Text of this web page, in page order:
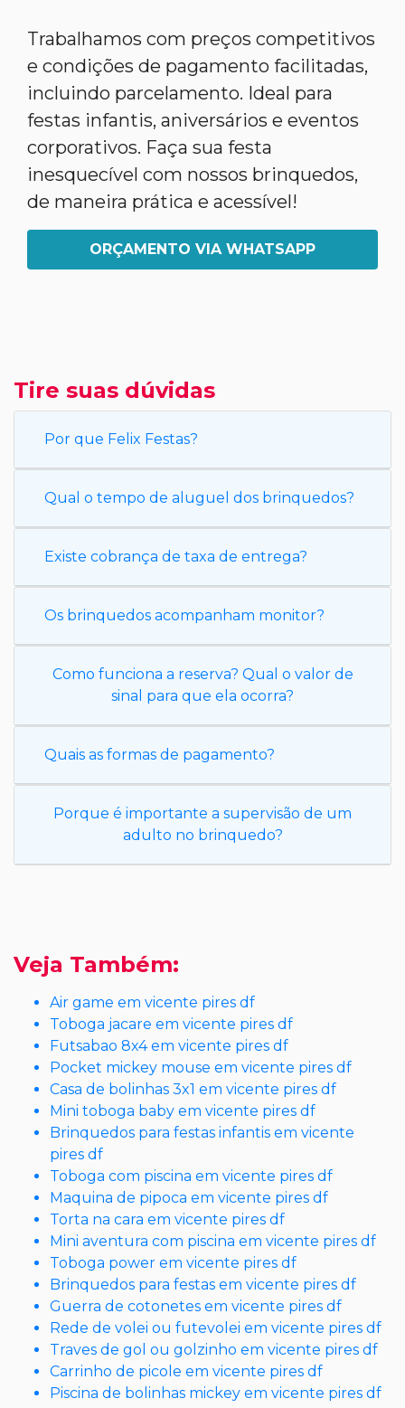
Trabalhamos com preços competitivos
e condições de pagamento facilitadas,
incluindo parcelamento. Ideal para
festas infantis, aniversários e eventos
corporativos. Faça sua festa
inesquecível com nossos brinquedos,
de maneira prática e acessível!
ORÇAMENTO VIA WHATSAPP
Tire suas dúvidas
Por que Felix Festas?
Qual o tempo de aluguel dos brinquedos?
Existe cobrança de taxa de entrega?
Os brinquedos acompanham monitor?
Como funciona a reserva? Qual o valor de
sinal para que ela ocorra?
Quais as formas de pagamento?
Porque é importante a supervisão de um
adulto no brinquedo?
Veja Também:
Air game em vicente pires df
Toboga jacare em vicente pires df
Futsabao 8x4 em vicente pires df
Pocket mickey mouse em vicente pires df
Casa de bolinhas 3x1 em vicente pires df
Mini toboga baby em vicente pires df
Brinquedos para festas infantis em vicente
pires df
Toboga com piscina em vicente pires df
Maquina de pipoca em vicente pires df
Torta na cara em vicente pires df
Mini aventura com piscina em vicente pires df
Toboga power em vicente pires df
Brinquedos para festas em vicente pires df
Guerra de cotonetes em vicente pires df
Rede de volei ou futevolei em vicente pires df
Traves de gol ou golzinho em vicente pires df
Carrinho de picole em vicente pires df
Piscina de bolinhas mickey em vicente pires df